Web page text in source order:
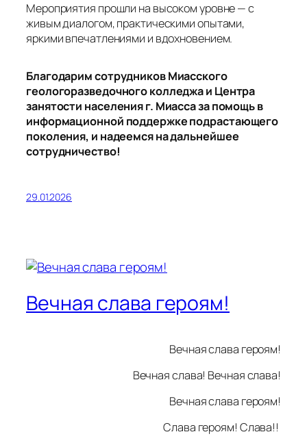
Мероприятия прошли на высоком уровне — с
живым диалогом, практическими опытами,
яркими впечатлениями и вдохновением.
Благодарим сотрудников Миасского
геологоразведочного колледжа и Центра
занятости населения г. Миасса за помощь в
информационной поддержке подрастающего
поколения, и надеемся на дальнейшее
сотрудничество!
29.01.2026
Вечная слава героям!
Вечная слава героям!
Вечная слава! Вечная слава!
Вечная слава героям!
Слава героям! Слава!!